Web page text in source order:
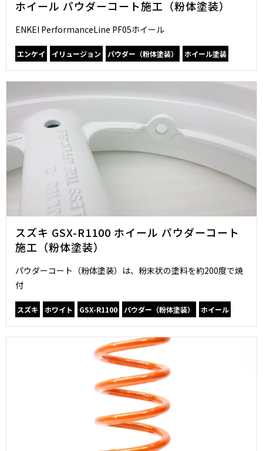
ホイール パウダーコート施工（粉体塗装）
ENKEI PerformanceLine PF05ホイール
エンケイ イリュージョン パウダー（粉体塗装） ホイール塗装
スズキ GSX-R1100 ホイール パウダーコート
施工（粉体塗装）
パウダーコート（粉体塗装）は、粉末状の塗料を約200度で焼
付
スズキ ホワイト GSX-R1100 パウダー（粉体塗装） ホイール